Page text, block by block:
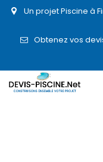
Un projet Piscine à
Obtenez vos